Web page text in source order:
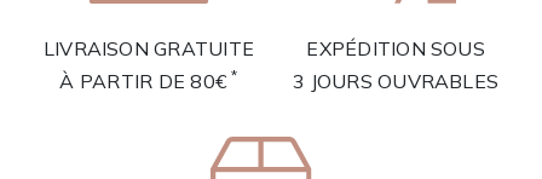
LIVRAISON GRATUITE
À PARTIR DE 80€ *
EXPÉDITION SOUS
3 JOURS OUVRABLES